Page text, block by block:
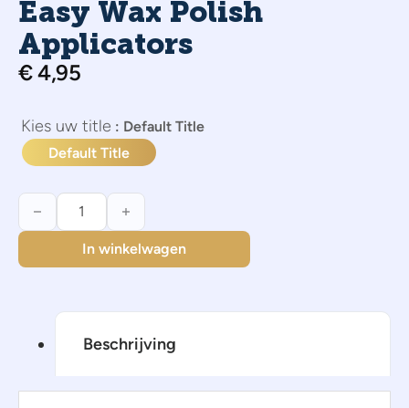
Easy Wax Polish
Applicators
€4,95
title : Default Title
Default Title
Easy Wax Polish Applicators aantal
In winkelwagen
Beschrijving